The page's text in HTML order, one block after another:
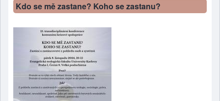
Kdo se mě zastane? Koho se zastanu?